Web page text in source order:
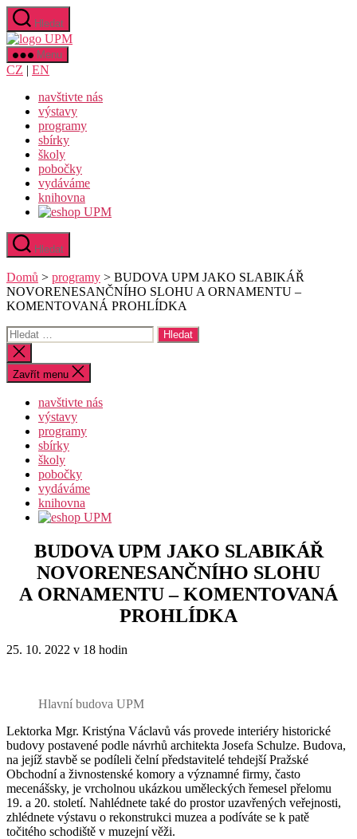
Přejít
obsahu
Hledat
Uměleckoprůmyslové
Menu
CZ | EN
navštivte nás
výstavy
programy
sbírky
školy
pobočky
vydáváme
knihovna
Hledat
Domů > programy > BUDOVA UPM JAKO SLABIKÁŘ
NOVORENESANČNÍHO SLOHU A ORNAMENTU –
KOMENTOVANÁ PROHLÍDKA
Výsledky
vyhledávání:
Zavřít
vyhledávání
Zavřít menu
navštivte nás
výstavy
programy
sbírky
školy
pobočky
vydáváme
knihovna
BUDOVA UPM JAKO SLABIKÁŘ
NOVORENESANČNÍHO SLOHU
A ORNAMENTU – KOMENTOVANÁ
PROHLÍDKA
25. 10. 2022 v 18 hodin
Hlavní budova UPM
Lektorka Mgr. Kristýna Václavů vás provede interiéry historické
budovy postavené podle návrhů architekta Josefa Schulze. Budova,
na jejíž stavbě se podíleli čelní představitelé tehdejší Pražské
Obchodní a živnostenské komory a významné firmy, často
mecenášsky, je vrcholnou ukázkou uměleckých řemesel přelomu
19. a 20. století. Nahlédnete také do prostor uzavřených veřejnosti,
zhlédnete výstavu o rekonstrukci muzea a podíváte se k patě
točitého schodiště v muzejní věži.